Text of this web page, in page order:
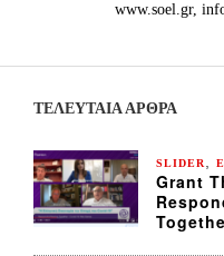
www.soel.gr,
ΤΕΛΕΥΤΑΙΑ ΆΡΘΡΑ
SLIDER
Grant